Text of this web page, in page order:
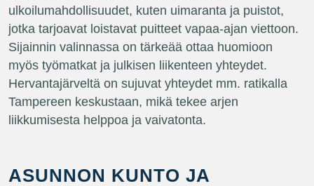
ulkoilumahdollisuudet, kuten uimaranta ja puistot,
jotka tarjoavat loistavat puitteet vapaa-ajan viettoon.
Sijainnin valinnassa on tärkeää ottaa huomioon
myös työmatkat ja julkisen liikenteen yhteydet.
Hervantajärveltä on sujuvat yhteydet mm. ratikalla
Tampereen keskustaan, mikä tekee arjen
liikkumisesta helppoa ja vaivatonta.
ASUNNON KUNTO JA